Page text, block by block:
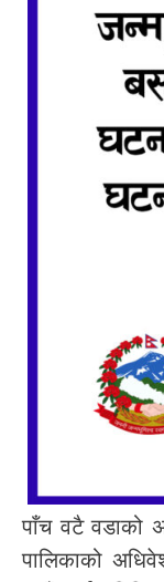
पाँच वटै वडाको
पालिकाको